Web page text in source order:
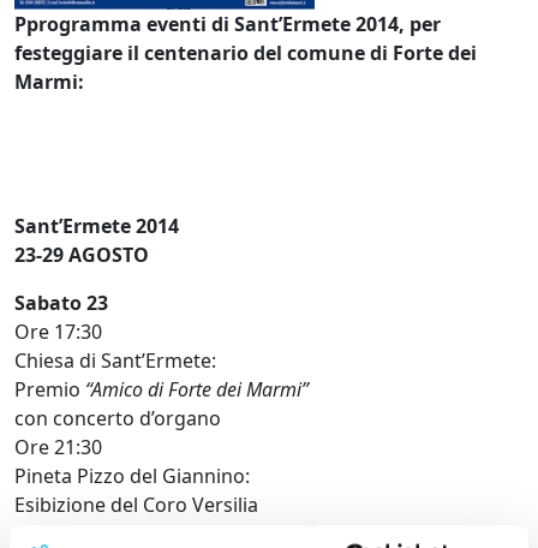
Pprogramma eventi di Sant’Ermete 2014, per
festeggiare il centenario del comune di Forte dei
Marmi:
Sant’Ermete 2014
23-29 AGOSTO
Sabato 23
Ore 17:30
Chiesa di Sant’Ermete:
Premio “Amico di Forte dei Marmi”
con concerto d’organo
Ore 21:30
Pineta Pizzo del Giannino:
Esibizione del Coro Versilia
in occasione dei 40 anni di attività